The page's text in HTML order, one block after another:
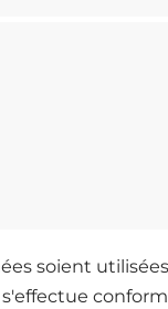
soient